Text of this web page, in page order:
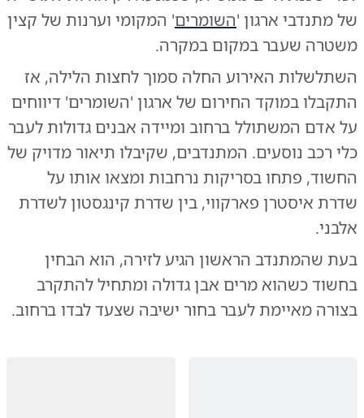
של מתנדבי ארגון 'השומרים' המקומי וערנות של קצין
משטרה שעבר במקום במקרה.
השתלשלות האירוע החלה סמוך לחצות הלילה, אז
התקבלו במוקד החירום של ארגון 'השומרים' דיווחים
על אדם המשתולל ברחוב ומיידה אבנים גדולות לעבר
כלי רכב נוסעים. המתנדבים, שקיבלו תיאור מדויק של
החשוד, פתחו בסריקות נרחבות ומצאו אותו על
שדרת איסטרן פארקווי, בין שדרת קינגסטון לשדרת
אלבני.
בעת שהמתנדב הראשון הגיע לזירה, הוא הבחין
בחשוד כשהוא מרים אבן גדולה ומתחיל להתקרב
בצורה מאיימת לעבר בחור ישיבה שצעד לבדו ברחוב.